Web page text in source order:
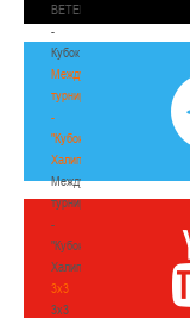
BETERA
-
Кубок
Международный
турнир
-
"Кубок
Халипского"
Международный
турнир
-
"Кубок
Халипского"
3x3
3x3